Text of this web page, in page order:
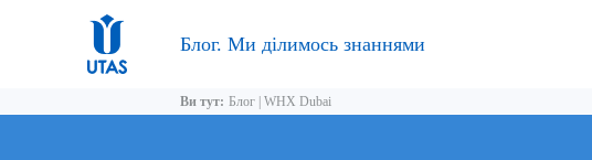
Блог. Ми ділимось знаннями
Ви тут: Блог WHX Dubai